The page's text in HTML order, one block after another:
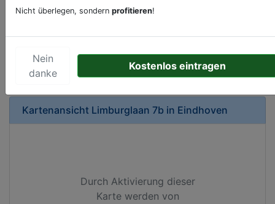
Gerne erweitern wir Ihren Firmeneintrag um
Ihr Unternehmen anbietet und womit Sie sich von
Ihren Wettbewerbern abheben.
Kartenansicht Limburglaan 7b in Eindhoven
Durch Aktivierung dieser
Karte werden von
Nicht überlegen, sondern profitieren!
Nein
danke
Kostenlos eintragen